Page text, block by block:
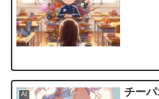
AI チーパ